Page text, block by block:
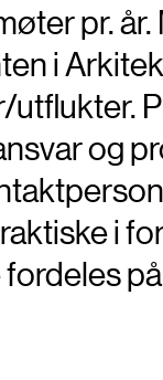
pr.
i
utflukter.
og
i